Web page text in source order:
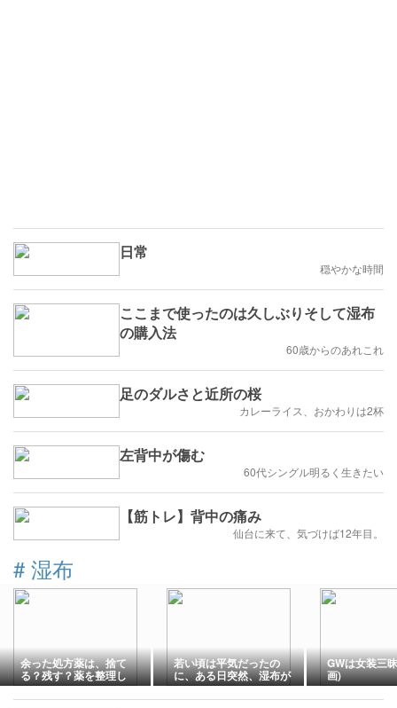
日常
穏やかな時間
ここまで使ったのは久しぶりそして湿布
の購入法
60歳からのあれこれ
足のダルさと近所の桜
カレーライス、おかわりは2杯
左背中が傷む
60代シングル明るく生きたい
【筋トレ】背中の痛み
仙台に来て、気づけば12年目。
# 湿布
余った処方薬は、捨て
る？残す？薬を整理し
て、決めた事。
若い頃は平気だったの
に、ある日突然、湿布が
貼れなくなりました。
GWは女装三
画)